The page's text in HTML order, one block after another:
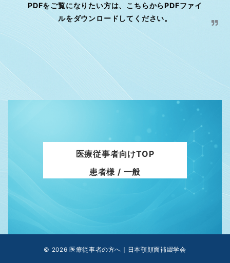
PDFをご覧になりたい方は、こちらからPDFファイ
ルをダウンロードしてください。
医療従事者向けTOP
患者様 / 一般
© 2026 医療従事者の方へ｜日本顎顔面補綴学会